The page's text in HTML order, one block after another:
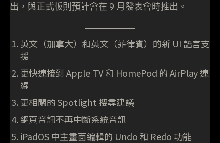
出，與正式版則預計會在 9 月發表會時推出。
英文（加拿大）和英文（菲律賓）的新 UI 語言支
援
更快連接到 Apple TV 和 HomePod 的 AirPlay 連
線
更相關的 Spotlight 搜尋建議
網頁音訊不再中斷系統音訊
iPadOS 中主畫面編輯的 Undo 和 Redo 功能